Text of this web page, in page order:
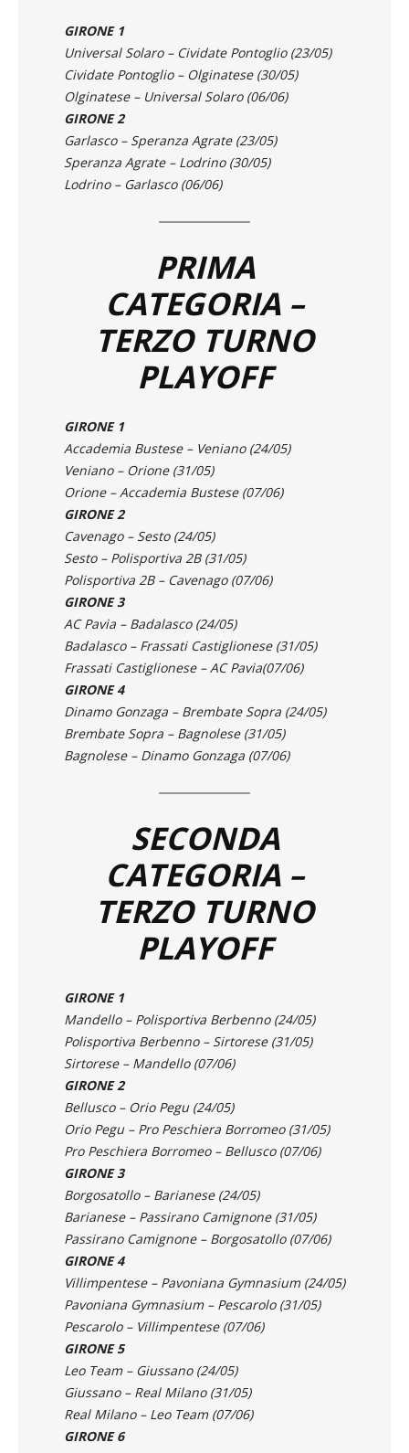
GIRONE 1
Universal Solaro – Cividate Pontoglio (23/05)
Cividate Pontoglio – Olginatese (30/05)
Olginatese – Universal Solaro (06/06)
GIRONE 2
Garlasco – Speranza Agrate (23/05)
Speranza Agrate – Lodrino (30/05)
Lodrino – Garlasco (06/06)
PRIMA
CATEGORIA –
TERZO TURNO
GIRONE 1
Accademia Bustese – Veniano (24/05)
Veniano – Orione (31/05)
Orione – Accademia Bustese (07/06)
GIRONE 2
Cavenago – Sesto (24/05)
Sesto – Polisportiva 2B (31/05)
Polisportiva 2B – Cavenago (07/06)
GIRONE 3
AC Pavia – Badalasco (24/05)
Badalasco – Frassati Castiglionese (31/05)
Frassati Castiglionese – AC Pavia(07/06)
GIRONE 4
Dinamo Gonzaga – Brembate Sopra (24/05)
Brembate Sopra – Bagnolese (31/05)
Bagnolese – Dinamo Gonzaga (07/06)
SECONDA
CATEGORIA –
TERZO TURNO
GIRONE 1
Mandello – Polisportiva Berbenno (24/05)
Polisportiva Berbenno – Sirtorese (31/05)
Sirtorese – Mandello (07/06)
GIRONE 2
Bellusco – Orio Pegu (24/05)
Orio Pegu – Pro Peschiera Borromeo (31/05)
Pro Peschiera Borromeo – Bellusco (07/06)
GIRONE 3
Borgosatollo – Barianese (24/05)
Barianese – Passirano Camignone (31/05)
Passirano Camignone – Borgosatollo (07/06)
GIRONE 4
Villimpentese – Pavoniana Gymnasium (24/05)
Pavoniana Gymnasium – Pescarolo (31/05)
Pescarolo – Villimpentese (07/06)
GIRONE 5
Leo Team – Giussano (24/05)
Giussano – Real Milano (31/05)
Real Milano – Leo Team (07/06)